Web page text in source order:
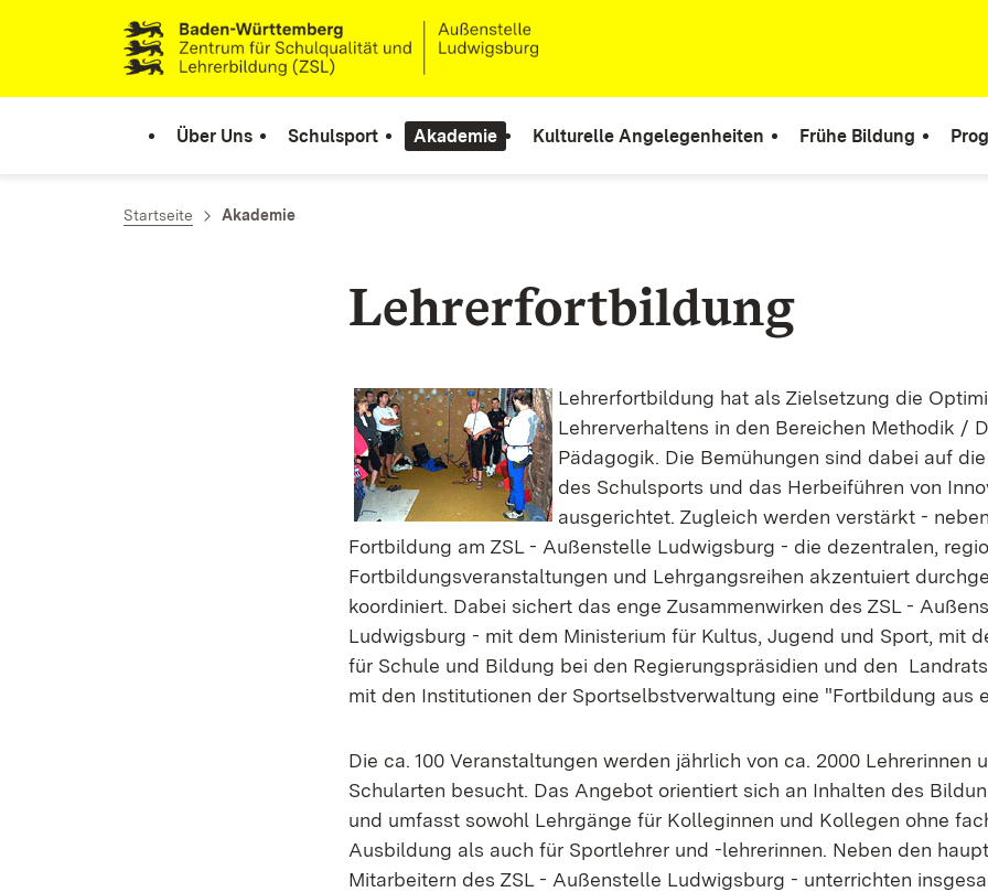
Zum Inhalt springen
Link zur Startseite
Über Uns Schulsport Akademie Kulturelle Angelegenheiten Frühe Bildung
Startseite Akademie
Lehrerfortbildung
Lehrerfortbildung hat als Zielsetzung die
Lehrerverhaltens in den Bereichen Methodik /
Pädagogik. Die Bemühungen sind dabei auf
des Schulsports und das Herbeiführen von
ausgerichtet. Zugleich werden verstärkt -
Fortbildung am ZSL - Außenstelle Ludwigsburg - die dezentralen,
Fortbildungsveranstaltungen und Lehrgangsreihen akzentuiert
koordiniert. Dabei sichert das enge Zusammenwirken des ZSL -
Ludwigsburg - mit dem Ministerium für Kultus, Jugend und Sport, mit
für Schule und Bildung bei den Regierungspräsidien und den
mit den Institutionen der Sportselbstverwaltung eine "Fortbildung aus
Die ca. 100 Veranstaltungen werden jährlich von ca. 2000 Lehrerinnen
Schularten besucht. Das Angebot orientiert sich an Inhalten des
und umfasst sowohl Lehrgänge für Kolleginnen und Kollegen ohne
Ausbildung als auch für Sportlehrer und -lehrerinnen. Neben den
Mitarbeitern des ZSL - Außenstelle Ludwigsburg - unterrichten